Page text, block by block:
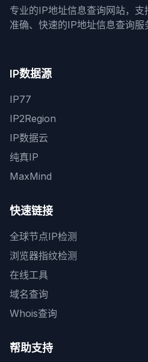
专业的IP地址信息查询网站，
准确、快速的IP地址信息查询服
IP数据源
IP77
IP2Region
IP数据云
纯真IP
MaxMind
快速链接
全球节点IP检测
浏览器指纹检测
在线工具
域名查询
Whois查询
帮助支持